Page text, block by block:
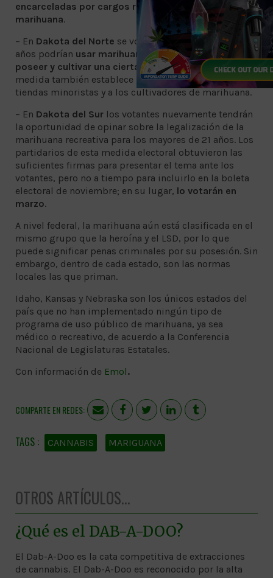
encarceladas por cargos relacionados a la
marihuana.
– En Dakota del Norte se votará si los mayores de 21
años podrían usar marihuana en casa, así como
poseer y cultivar una cierta cantidad de cannabis. La
medida también establece políticas para regular las
tiendas minoristas y a los cultivadores de marihuana.
– En Dakota del Sur los votantes nuevamente tendrán
la oportunidad de opinar sobre la legalización de la
marihuana recreativa para los mayores de 21 años. Los
partidarios de esta medida electoral obtuvieron las
suficientes firmas para presentar el tema ante los
votantes, pero no a tiempo para incluirlo en la boleta
electoral de noviembre; en su lugar, lo votarán en
marzo.
A nivel federal, la marihuana aún está clasificada en el
mismo grupo que la heroína y el LSD, por lo que
puede significar penas criminales por su posesión. Sin
embargo, dentro de cada estado, son las normas
locales las que priman.
Idaho, Kansas y Nebraska son los únicos estados del
país que no han implementado ningún tipo de
programa de uso público de marihuana, ya sea
médico o recreativo, de acuerdo a la Conferencia
Nacional de Legislaturas Estatales.
Con información de Emol.
COMPARTE EN REDES:
CANNABIS MARIGUANA
OTROS ARTÍCULOS...
¿Qué es el DAB-A-DOO?
El Dab-A-Doo es la cata competitiva de extracciones
de cannabis. El Dab-A-Doo es reconocido por la alta